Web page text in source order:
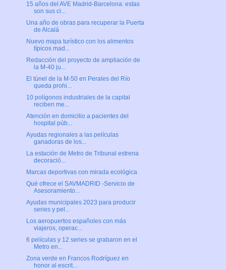
15 años del AVE Madrid-Barcelona: estas
son sus ci...
Una año de obras para recuperar la Puerta
de Alcalá
Nuevo mapa turístico con los alimentos
típicos mad...
Redacción del proyecto de ampliación de
la M-40 ju...
El túnel de la M-50 en Perales del Río
queda prohi...
10 polígonos industriales de la capital
reciben me...
Atención en domicilio a pacientes del
hospital púb...
Ayudas regionales a las películas
ganadoras de los...
La estación de Metro de Tribunal estrena
decoració...
Marcas deportivas con mirada ecológica
Qué ofrece el SAVMADRID -Servicio de
Asesoramiento...
Ayudas municipales 2023 para producir
series y pel...
Los aeropuertos españoles con más
viajeros, operac...
6 películas y 12 series se grabaron en el
Metro en...
Zona verde en Francos Rodríguez en
honor al escrit...